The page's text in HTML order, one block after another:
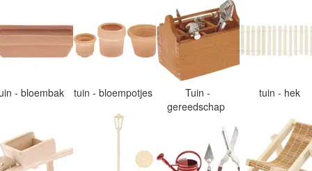
- bloembak tuin - bloempotjes
Tuin -
gereedschap
tuin - hek